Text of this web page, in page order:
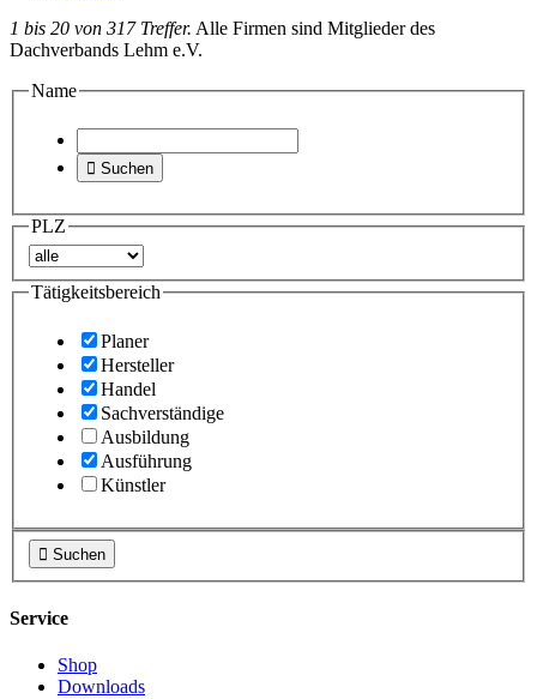
1 bis 20 von 317 Treffer. Alle Firmen sind Mitglieder des
Dachverbands Lehm e.V.
Name
 Suchen
PLZ
Tätigkeitsbereich
Planer
Hersteller
Handel
Sachverständige
Ausbildung
Ausführung
Künstler
 Suchen
Service
Shop
Downloads